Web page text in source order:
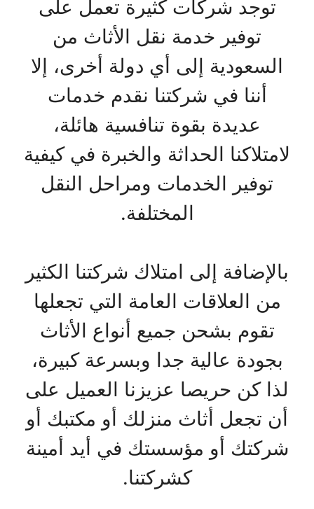
توجد شركات كثيرة تعمل على
توفير خدمة نقل الأثاث من
السعودية إلى أي دولة أخرى، إلا
أننا في شركتنا نقدم خدمات
عديدة بقوة تنافسية هائلة،
لامتلاكنا الحداثة والخبرة في كيفية
توفير الخدمات ومراحل النقل
المختلفة.
بالإضافة إلى امتلاك شركتنا الكثير
من العلاقات العامة التي تجعلها
تقوم بشحن جميع أنواع الأثاث
بجودة عالية جدا وبسرعة كبيرة،
لذا كن حريصا عزيزنا العميل على
أن تجعل أثاث منزلك أو مكتبك أو
شركتك أو مؤسستك في أيد أمينة
كشركتنا.